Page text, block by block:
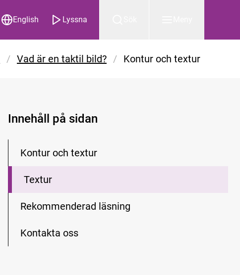
English Lyssna
/ Vad är en taktil bild? / Kontur och textur
Innehåll på sidan
Kontur och textur
Textur
Rekommenderad läsning
Kontakta oss